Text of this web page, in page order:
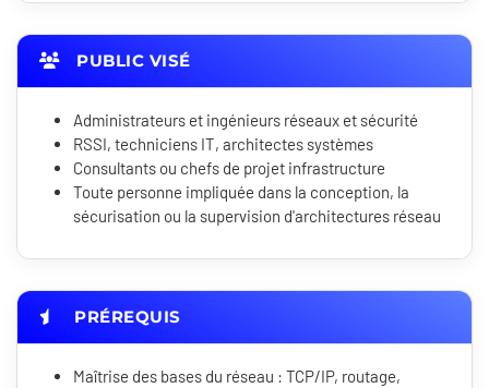
PUBLIC VISÉ
Administrateurs et ingénieurs réseaux et sécurité
RSSI, techniciens IT, architectes systèmes
Consultants ou chefs de projet infrastructure
Toute personne impliquée dans la conception, la
sécurisation ou la supervision d'architectures réseau
PRÉREQUIS
Maîtrise des bases du réseau : TCP/IP, routage,